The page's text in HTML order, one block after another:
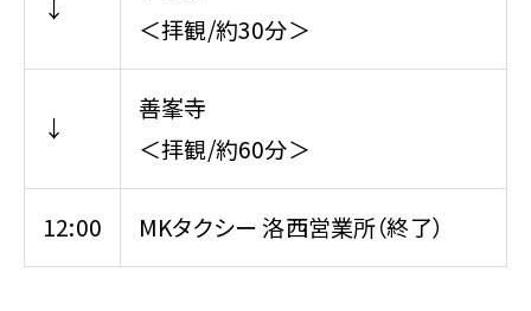
↓
＜拝観/約30分＞
↓
善峯寺
＜拝観/約60分＞
12:00 MKタクシー 洛西営業所（終了）